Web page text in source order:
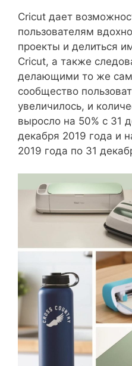
Cricut дает
пользователям
проекты и делиться
Cricut, а также
делающими то же
сообщество
увеличилось, и
выросло на 50% с 31
декабря 2019 года и
2019 года по 31